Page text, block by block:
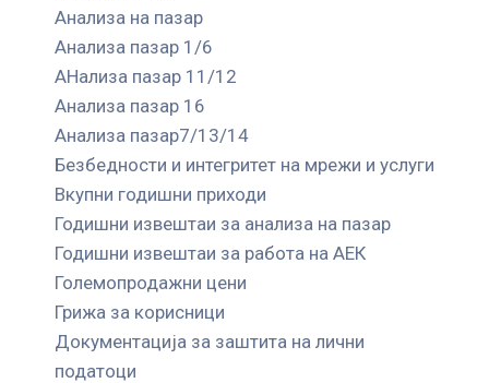
Анализа на пазар
Анализа пазар 1/6
АНализа пазар 11/12
Анализа пазар 16
Анализа пазар7/13/14
Безбедности и интегритет на мрежи и услуги
Вкупни годишни приходи
Годишни извештаи за анализа на пазар
Годишни извештаи за работа на АЕК
Големопродажни цени
Грижа за корисници
Документација за заштита на лични
податоци